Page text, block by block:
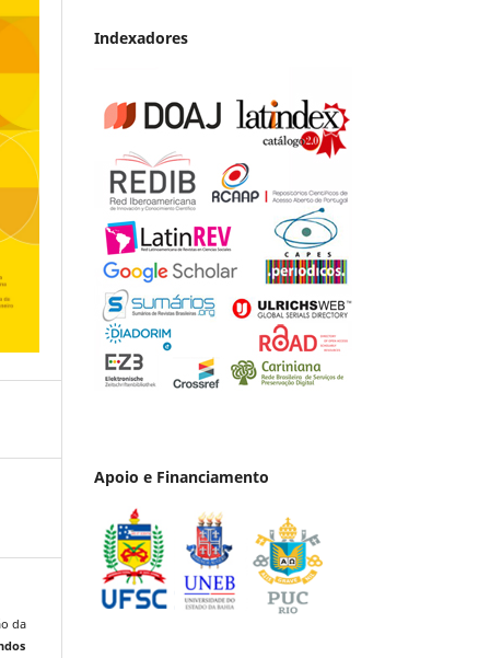
da
Indexadores
Apoio e Financiamento